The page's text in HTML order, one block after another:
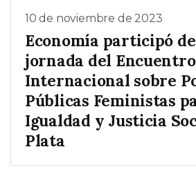
10 de noviembre de 2023
Economía participó
jornada del Encuentro
Internacional sobre
Públicas Feministas
Igualdad y Justicia
Plata